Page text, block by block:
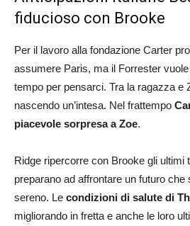
fiducioso con Brooke
Per il lavoro alla fondazione Carter
assumere Paris, ma il Forrester vuole
tempo per pensarci. Tra la ragazza e
nascendo un’intesa. Nel frattempo
piacevole sorpresa a Zoe.
Ridge ripercorre con Brooke gli ultimi
preparano ad affrontare un futuro
sereno. Le condizioni di salute di
migliorando in fretta e anche le loro